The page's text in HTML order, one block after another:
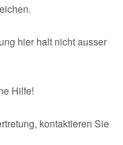
hier halt nicht ausser
Hilfe!
kontaktieren Sie